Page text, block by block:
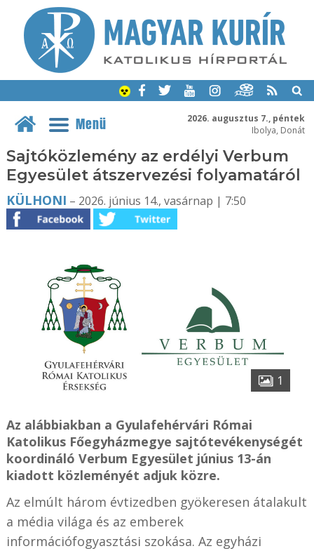
2026. augusztus 7., péntek
Ibolya, Donát
Menü
Sajtóközlemény az erdélyi Verbum
Egyesület átszervezési folyamatáról
KÜLHONI – 2026. június 14., vasárnap | 7:50
1
Az alábbiakban a Gyulafehérvári Római
Katolikus Főegyházmegye sajtótevékenységét
koordináló Verbum Egyesület június 13-án
kiadott közleményét adjuk közre.
Az elmúlt három évtizedben gyökeresen átalakult
a média világa és az emberek
információfogyasztási szokása. Az egyházi